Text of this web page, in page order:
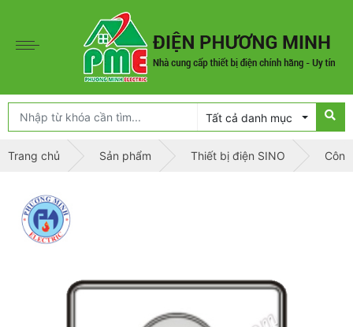
Tất cả danh mục
Trang chủ Sản phẩm Thiết bị điện SINO